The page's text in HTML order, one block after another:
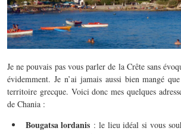
Je ne pouvais pas vous parler de la Crête sans
évidemment. Je n’ai jamais aussi bien mangé
territoire grecque. Voici donc mes quelques
de Chania :
Bougatsa lordanis : le lieu idéal si vous